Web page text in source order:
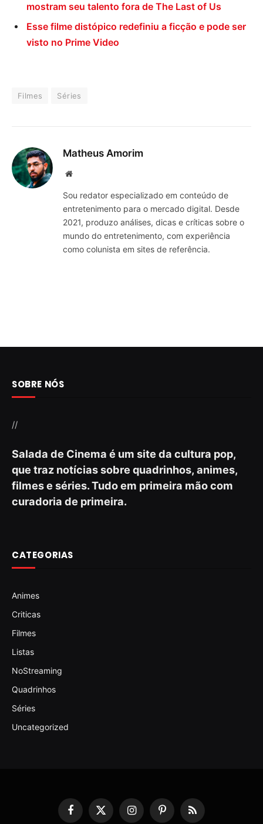
mostram seu talento fora de The Last of Us
Esse filme distópico redefiniu a ficção e pode ser
visto no Prime Video
Filmes Séries
Matheus Amorim
Website
Sou redator especializado em conteúdo de
entretenimento para o mercado digital. Desde
2021, produzo análises, dicas e críticas sobre o
mundo do entretenimento, com experiência
como colunista em sites de referência.
SOBRE NÓS
//
Salada de Cinema é um site da cultura pop,
que traz notícias sobre quadrinhos, animes,
filmes e séries. Tudo em primeira mão com
curadoria de primeira.
CATEGORIAS
Animes
Criticas
Filmes
Listas
NoStreaming
Quadrinhos
Séries
Uncategorized
Facebook
X
InstagramPinterestRSS